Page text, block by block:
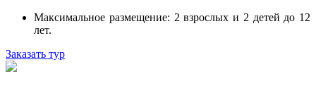
Максимальное размещение: 2 взрослых и 2 детей до 12
лет.
Заказать тур